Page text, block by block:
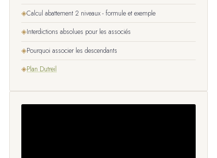
◈Calcul abattement 2 niveaux - formule et exemple
◈Interdictions absolues pour les associés
◈Pourquoi associer les descendants
◈Plan Dutreil